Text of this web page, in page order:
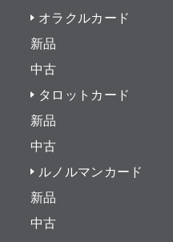
オラクルカード
新品
中古
タロットカード
新品
中古
ルノルマンカード
新品
中古